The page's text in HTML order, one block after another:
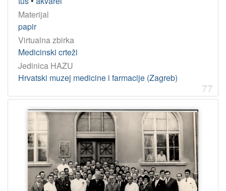
Materijal
papir
Virtualna zbirka
Medicinski crteži
Jedinica HAZU
Hrvatski muzej medicine i farmacije (Zagreb)
77